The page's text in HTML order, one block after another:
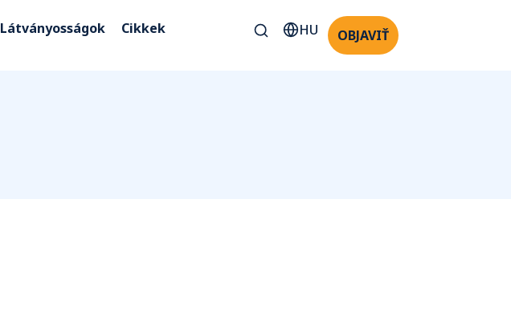
Látványosságok Cikkek HU OBJAVIŤ